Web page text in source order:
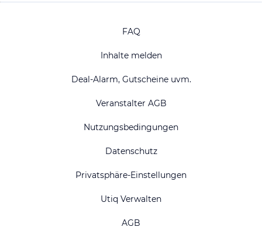
FAQ
Inhalte melden
Deal-Alarm, Gutscheine uvm.
Veranstalter AGB
Nutzungsbedingungen
Datenschutz
Privatsphäre-Einstellungen
Utiq Verwalten
AGB